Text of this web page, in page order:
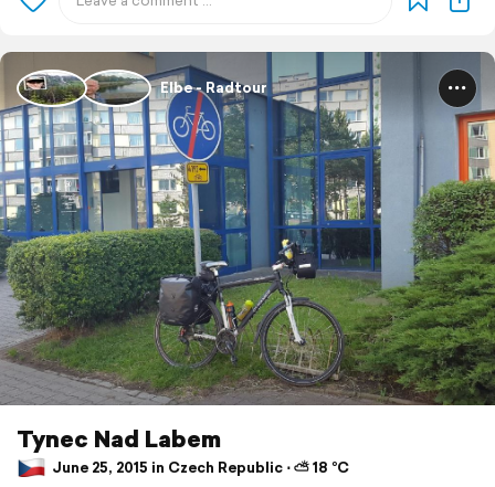
Elbe - Radtour
Tynec Nad Labem
June 25, 2015 in Czech Republic ⋅ ⛅ 18 °C